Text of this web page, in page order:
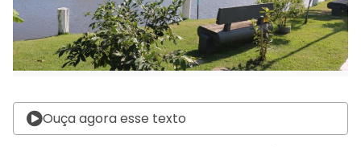
Ouça agora esse texto